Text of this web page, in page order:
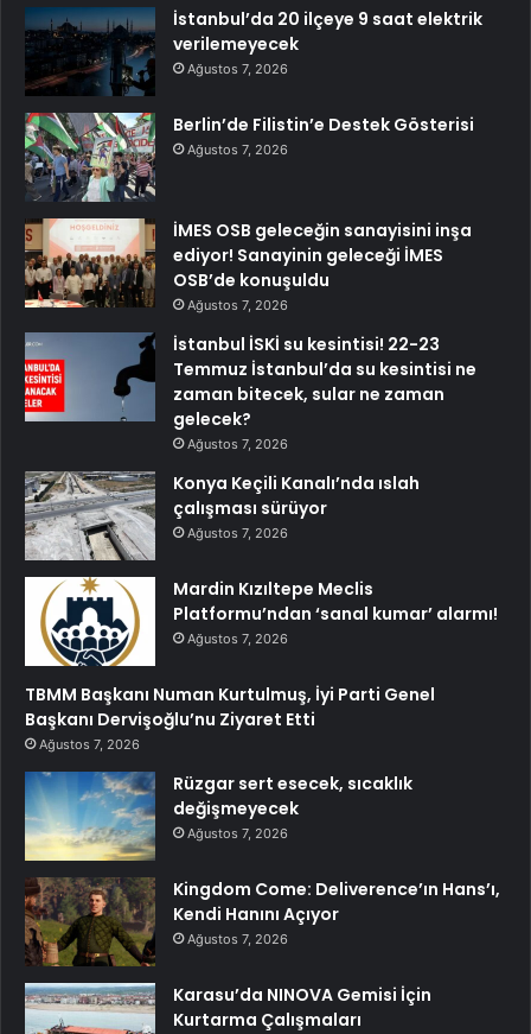
İstanbul’da 20 ilçeye 9 saat elektrik
verilemeyecek
Ağustos 7, 2026
Berlin’de Filistin’e Destek Gösterisi
Ağustos 7, 2026
İMES OSB geleceğin sanayisini inşa
ediyor! Sanayinin geleceği İMES
OSB’de konuşuldu
Ağustos 7, 2026
İstanbul İSKİ su kesintisi! 22-23
Temmuz İstanbul’da su kesintisi ne
zaman bitecek, sular ne zaman
gelecek?
Ağustos 7, 2026
Konya Keçili Kanalı’nda ıslah
çalışması sürüyor
Ağustos 7, 2026
Mardin Kızıltepe Meclis
Platformu’ndan ‘sanal kumar’ alarmı!
Ağustos 7, 2026
TBMM Başkanı Numan Kurtulmuş, İyi Parti Genel
Başkanı Dervişoğlu’nu Ziyaret Etti
Ağustos 7, 2026
Rüzgar sert esecek, sıcaklık
değişmeyecek
Ağustos 7, 2026
Kingdom Come: Deliverence’ın Hans’ı,
Kendi Hanını Açıyor
Ağustos 7, 2026
Karasu’da NINOVA Gemisi İçin
Kurtarma Çalışmaları